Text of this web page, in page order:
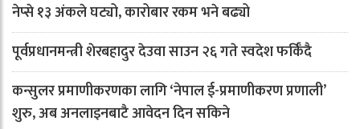
नेप्से १३ अंकले घट्यो, कारोबार रकम भने बढ्यो
पूर्वप्रधानमन्त्री शेरबहादुर देउवा साउन २६ गते स्वदेश फर्किँदै
कन्सुलर प्रमाणीकरणका लागि ‘नेपाल ई-प्रमाणीकरण प्रणाली’
शुरु, अब अनलाइनबाटै आवेदन दिन सकिने